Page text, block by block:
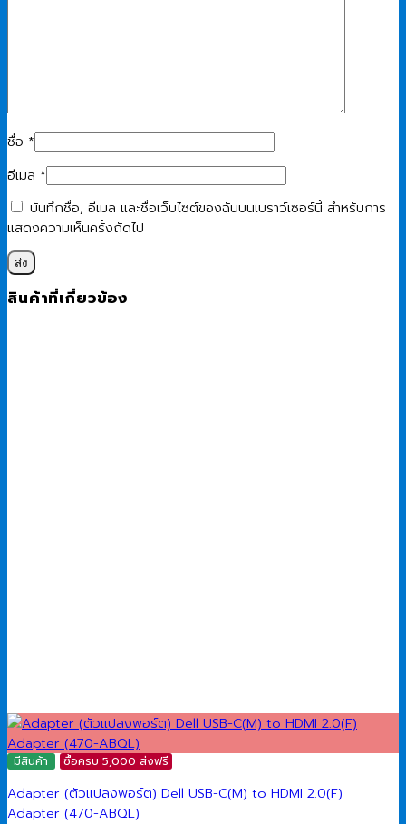
ชื่อ *
อีเมล *
บันทึกชื่อ, อีเมล และชื่อเว็บไซต์ของฉันบนเบราว์เซอร์นี้ สำหรับการ
แสดงความเห็นครั้งถัดไป
สินค้าที่เกี่ยวข้อง
มีสินค้า ซื้อครบ 5,000 ส่งฟรี
Adapter (ตัวแปลงพอร์ต) Dell USB-C(M) to HDMI 2.0(F)
Adapter (470-ABQL)